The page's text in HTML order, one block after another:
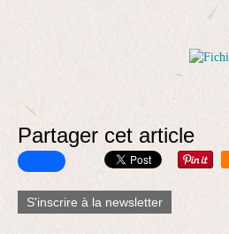
Partager cet article
S'inscrire à la newsletter